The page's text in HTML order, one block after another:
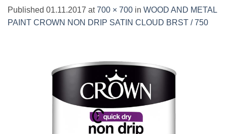
Published 01.11.2017 at700 × 700 in WOOD AND METAL
PAINT CROWN NON DRIP SATIN CLOUD BRST / 750